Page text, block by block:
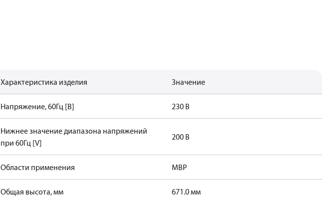
Характеристика изделия Значение
Напряжение, 60Гц [В] 230 В
Нижнее значение диапазона напряжений
при 60Гц [V]
200 В
Области применения MBP
Общая высота, мм 671.0 мм